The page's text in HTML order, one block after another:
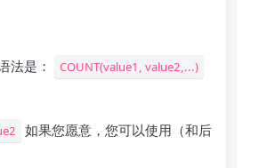
法是： COUNT(value1, value2,...)
如果您愿意，您可以使用（和后